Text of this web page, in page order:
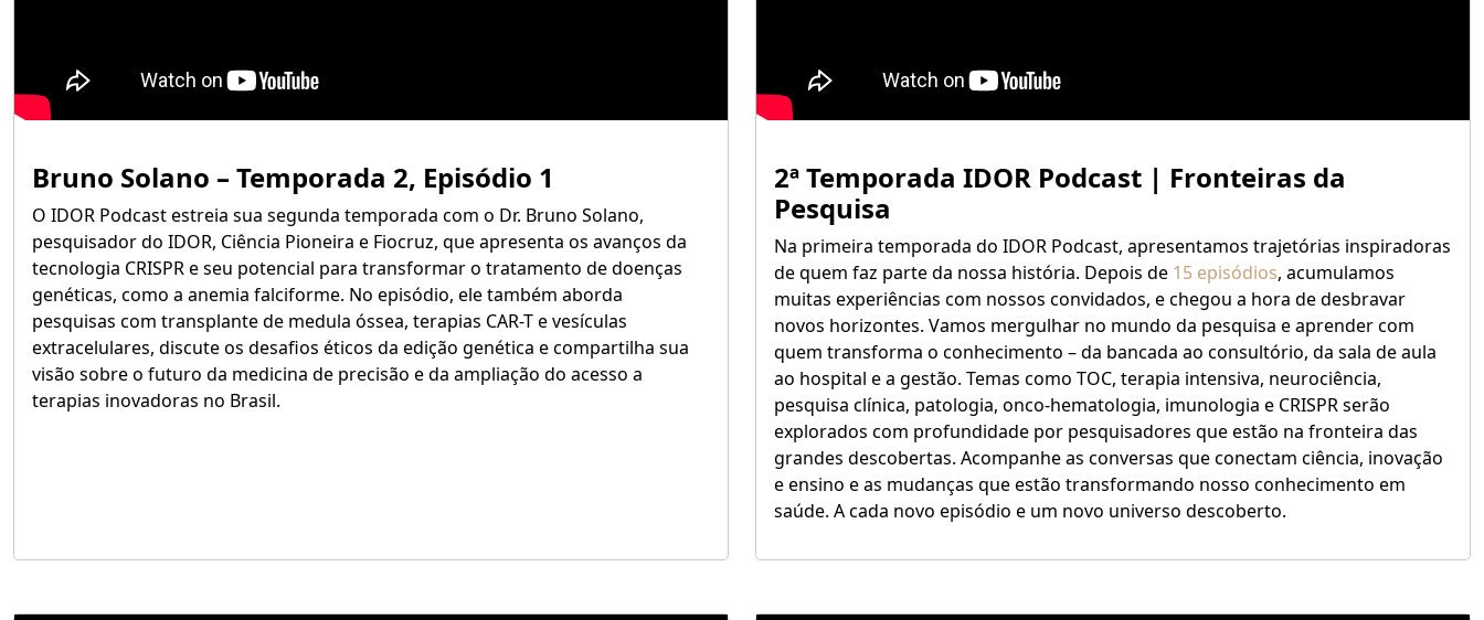
Bruno Solano – Temporada 2, Episódio 1
O IDOR Podcast estreia sua segunda temporada com o Dr. Bruno Solano,
pesquisador do IDOR, Ciência Pioneira e Fiocruz, que apresenta os avanços da
tecnologia CRISPR e seu potencial para transformar o tratamento de doenças
genéticas, como a anemia falciforme. No episódio, ele também aborda
pesquisas com transplante de medula óssea, terapias CAR-T e vesículas
extracelulares, discute os desafios éticos da edição genética e compartilha sua
visão sobre o futuro da medicina de precisão e da ampliação do acesso a
terapias inovadoras no Brasil.
2ª Temporada IDOR Podcast | Fronteiras da
Pesquisa
Na primeira temporada do IDOR Podcast, apresentamos trajetórias inspiradoras
de quem faz parte da nossa história. Depois de 15 episódios, acumulamos
muitas experiências com nossos convidados, e chegou a hora de desbravar
novos horizontes. Vamos mergulhar no mundo da pesquisa e aprender com
quem transforma o conhecimento – da bancada ao consultório, da sala de aula
ao hospital e a gestão. Temas como TOC, terapia intensiva, neurociência,
pesquisa clínica, patologia, onco-hematologia, imunologia e CRISPR serão
explorados com profundidade por pesquisadores que estão na fronteira das
grandes descobertas. Acompanhe as conversas que conectam ciência, inovação
e ensino e as mudanças que estão transformando nosso conhecimento em
saúde. A cada novo episódio e um novo universo descoberto.